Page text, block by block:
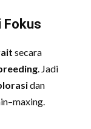
Fokus
secara
. Jadi
dan